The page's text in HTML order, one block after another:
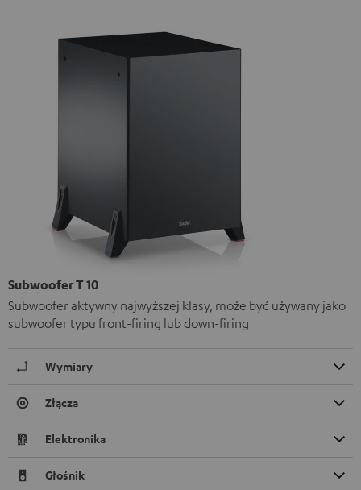
Subwoofer T 10
Subwoofer aktywny najwyższej klasy, może być używany jako
subwoofer typu front-firing lub down-firing
Wymiary
Złącza
Elektronika
Głośnik